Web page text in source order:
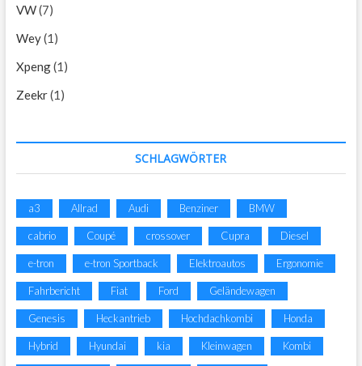
VW(7)
Wey(1)
Xpeng(1)
Zeekr(1)
SCHLAGWÖRTER
a3 Allrad Audi Benziner BMW
cabrio Coupé crossover Cupra Diesel
e-tron e-tron Sportback Elektroautos Ergonomie
Fahrbericht Fiat Ford Geländewagen
Genesis Heckantrieb Hochdachkombi Honda
Hybrid Hyundai kia Kleinwagen Kombi